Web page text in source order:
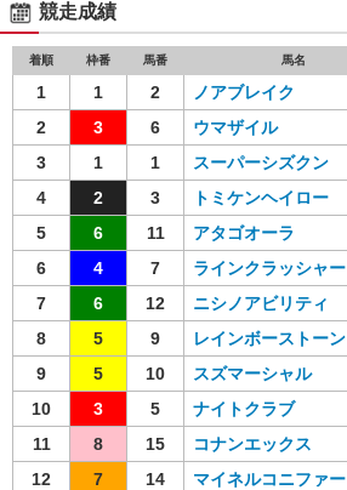
競走成績
着順 枠番 馬番 馬名
1 1 2 ノアブレイク
2
3 6 ウマザイル
3
1 1 スーパーシズクン
4
2 3 トミケンヘイロー
5
6 11 アタゴオーラ
6
4 7 ラインクラッシャー
7
6 12 ニシノアビリティ
8
5 9 レインボーストーン
9
5 10 スズマーシャル
10
3 5 ナイトクラブ
11
8 15 コナンエックス
12
7 14 マイネルコニファー